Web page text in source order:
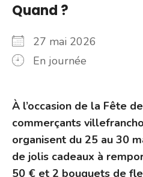
Quand ?
27 mai 2026
En journée
À l’occasion de la Fête
commerçants
organisent du 25 au 30
de jolis cadeaux à
50 € et 2 bouquets de